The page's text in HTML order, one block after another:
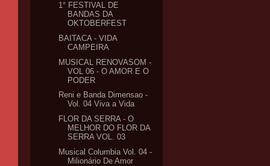
1° FESTIVAL DE
BANDAS DA
OKTOBERFEST
BAITACA - VIDA
CAMPEIRA
MUSICAL RENOVASOM -
VOL 06 - O AMOR E O
PODER
Reni e Banda Dimensao -
Vol. 04 Viva a Vida
FLOR DA SERRA - O
MELHOR DO FLOR DA
SERRA VOL. 03
Musical Columbia Vol. 04 -
Milionário De Amor